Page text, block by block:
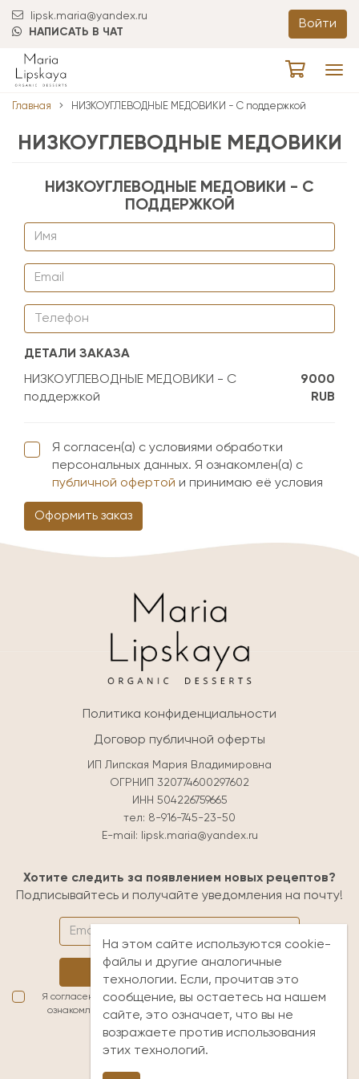
lipsk.maria@yandex.ru
НАПИСАТЬ В ЧАТ
Войти
Главная НИЗКОУГЛЕВОДНЫЕ МЕДОВИКИ - С поддержкой
НИЗКОУГЛЕВОДНЫЕ МЕДОВИКИ
НИЗКОУГЛЕВОДНЫЕ МЕДОВИКИ - С
ПОДДЕРЖКОЙ
ДЕТАЛИ ЗАКАЗА
НИЗКОУГЛЕВОДНЫЕ МЕДОВИКИ - С
поддержкой
9000
RUB
Я согласен(а) с условиями обработки
персональных данных. Я ознакомлен(а) с
публичной офертой и принимаю её условия
Оформить заказ
Политика конфиденциальности
Договор публичной оферты
ИП Липская Мария Владимировна
ОГРНИП 320774600297602
ИНН 504226759665
тел: 8-916-745-23-50
E-mail:
lipsk.maria@yandex.ru
Хотите следить за появлением новых рецептов?
Подписывайтесь и получайте уведомления на почту!
Подписаться
Я согласен(а) с условиями обработки персональных данных. Я
ознакомлен(а) спубличной офертой и принимаю её условия
lipsk.maria@yandex.ru
На этом сайте используются cookie-
файлы и другие аналогичные
технологии. Если, прочитав это
сообщение, вы остаетесь на нашем
сайте, это означает, что вы не
возражаете против использования
этих технологий.